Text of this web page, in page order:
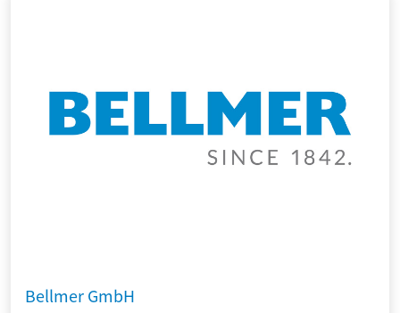
Bellmer GmbH